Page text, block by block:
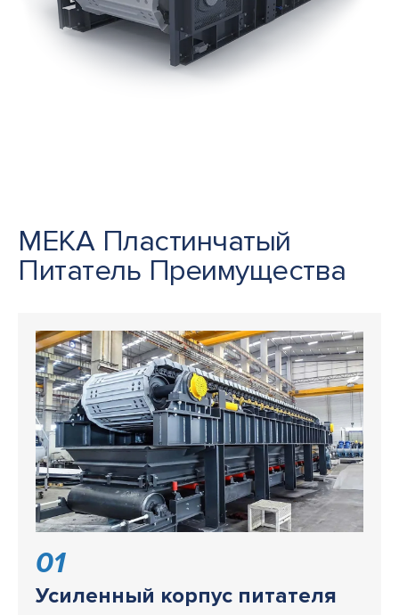
MEKA Пластинчатый
Питатель Преимущества
01
Усиленный корпус питателя